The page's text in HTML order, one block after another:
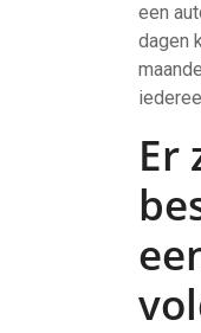
een
dagen
Er